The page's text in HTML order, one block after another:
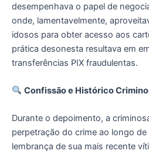
desempenhava o papel de
onde, lamentavelmente,
idosos para obter acesso aos
prática desonesta resultava em
transferências PIX fraudulentas.
Confissão e Histórico
Durante o depoimento, a
perpetração do crime ao longo
lembrança de sua mais recente